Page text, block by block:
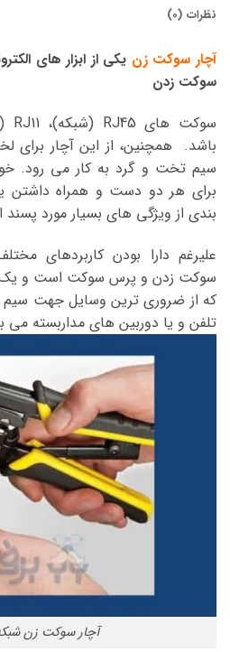
نظرات (0)
آچار سوکت زن یکی از ابزار های
سوکت زدن
سوکت های RJ45 (شبکه)،
باشد. همچنین، از این آچار برای
سیم تخت و گرد به کار می رود.
برای هر دو دست و همراه
بندی از ویژگی های بسیار مورد
علیرغم دارا بودن کاربردهای
سوکت زدن و پرس سوکت است و
که از ضروری ترین وسایل جهت
تلفن و یا دوربین های مداربسته می
آچار سوکت زن